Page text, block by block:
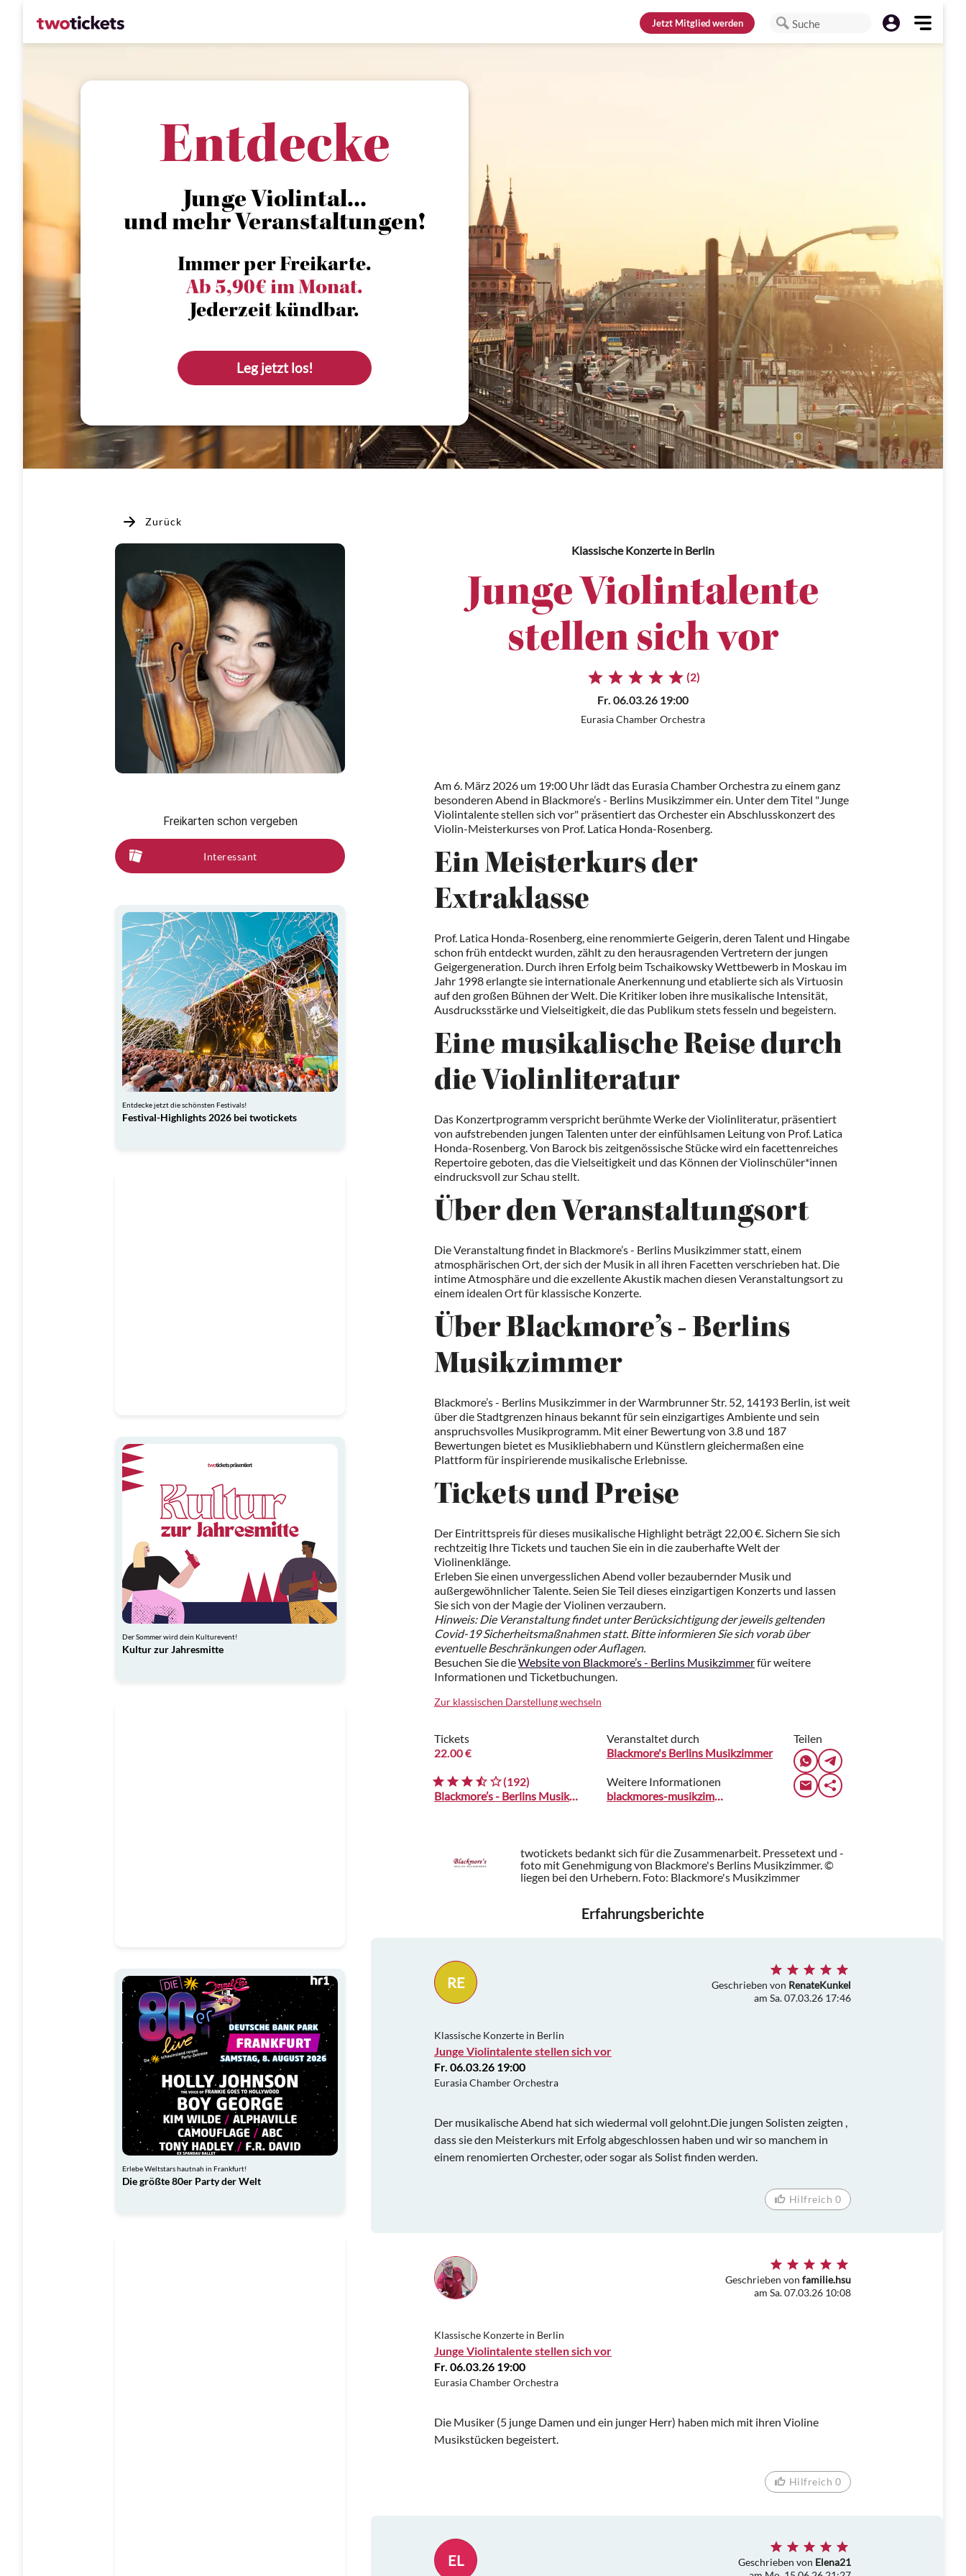
JetztMitglied werden Suche
Entdecke
Junge Violintal...
und mehr Veranstaltungen!
Immer per Freikarte.
Ab 5,90€ im Monat.
Jederzeit kündbar.
Leg jetzt los!
Zurück
Freikarten schon vergeben
Interessant
Entdecke jetzt die schönsten Festivals!
Festival-Highlights 2026 bei twotickets
Der Sommer wird dein Kulturevent!
Kultur zur Jahresmitte
Erlebe Weltstars hautnah in Frankfurt!
Die größte 80er Party der Welt
Klassische Konzertein Berlin
Junge Violintalente
stellen sich vor
(2)
Fr. 06.03.26 19:00
Eurasia Chamber Orchestra
Am 6. März 2026 um 19:00 Uhr lädt das Eurasia Chamber Orchestra zu einem ganz
besonderen Abend in Blackmore’s - Berlins Musikzimmer ein. Unter dem Titel "Junge
Violintalente stellen sich vor" präsentiert das Orchester ein Abschlusskonzert des
Violin-Meisterkurses von Prof. Latica Honda-Rosenberg.
Ein Meisterkurs der
Extraklasse
Prof. Latica Honda-Rosenberg, eine renommierte Geigerin, deren Talent und Hingabe
schon früh entdeckt wurden, zählt zu den herausragenden Vertretern der jungen
Geigergeneration. Durch ihren Erfolg beim Tschaikowsky Wettbewerb in Moskau im
Jahr 1998 erlangte sie internationale Anerkennung und etablierte sich als Virtuosin
auf den großen Bühnen der Welt. Die Kritiker loben ihre musikalische Intensität,
Ausdrucksstärke und Vielseitigkeit, die das Publikum stets fesseln und begeistern.
Eine musikalische Reise durch
die Violinliteratur
Das Konzertprogramm verspricht berühmte Werke der Violinliteratur, präsentiert
von aufstrebenden jungen Talenten unter der einfühlsamen Leitung von Prof. Latica
Honda-Rosenberg. Von Barock bis zeitgenössische Stücke wird ein facettenreiches
Repertoire geboten, das die Vielseitigkeit und das Können der Violinschüler*innen
eindrucksvoll zur Schau stellt.
Über den Veranstaltungsort
Die Veranstaltung findet in Blackmore’s - Berlins Musikzimmer statt, einem
atmosphärischen Ort, der sich der Musik in all ihren Facetten verschrieben hat. Die
intime Atmosphäre und die exzellente Akustik machen diesen Veranstaltungsort zu
einem idealen Ort für klassische Konzerte.
Über Blackmore’s - Berlins
Musikzimmer
Blackmore’s - Berlins Musikzimmer in der Warmbrunner Str. 52, 14193 Berlin, ist weit
über die Stadtgrenzen hinaus bekannt für sein einzigartiges Ambiente und sein
anspruchsvolles Musikprogramm. Mit einer Bewertung von 3.8 und 187
Bewertungen bietet es Musikliebhabern und Künstlern gleichermaßen eine
Plattform für inspirierende musikalische Erlebnisse.
Tickets und Preise
Der Eintrittspreis für dieses musikalische Highlight beträgt 22,00 €. Sichern Sie sich
rechtzeitig Ihre Tickets und tauchen Sie ein in die zauberhafte Welt der
Violinenklänge.
Erleben Sie einen unvergesslichen Abend voller bezaubernder Musik und
außergewöhnlicher Talente. Seien Sie Teil dieses einzigartigen Konzerts und lassen
Sie sich von der Magie der Violinen verzaubern.
Hinweis: Die Veranstaltung findet unter Berücksichtigung der jeweils geltenden
Covid-19 Sicherheitsmaßnahmen statt. Bitte informieren Sie sich vorab über
eventuelle Beschränkungen oder Auflagen.
Besuchen Sie dieWebsite von Blackmore’s - Berlins Musikzimmerfür weitere
Informationen und Ticketbuchungen.
Zur klassischen Darstellung wechseln
Tickets
22.00 €
(192)
Blackmore’s - Berlins Musikzimmer
Veranstaltet durch
Blackmore's Berlins Musikzimmer
Weitere Informationen
blackmores-musikzimmer.de
Teilen
twotickets bedankt sich für die Zusammenarbeit. Pressetext und -
foto mit Genehmigung von Blackmore's Berlins Musikzimmer. ©
liegen bei den Urhebern. Foto: Blackmore's Musikzimmer
Erfahrungsberichte
RE Geschrieben von RenateKunkel
am Sa. 07.03.26 17:46
Klassische Konzerte in Berlin
Junge Violintalente stellen sich vor
Fr. 06.03.26 19:00
Eurasia Chamber Orchestra
Der musikalische Abend hat sich wiedermal voll gelohnt.Die jungen Solisten zeigten ,
dass sie den Meisterkurs mit Erfolg abgeschlossen haben und wir so manchem in
einem renomierten Orchester, oder sogar als Solist finden werden.
Hilfreich 0
Geschrieben von familie.hsu
am Sa. 07.03.26 10:08
Klassische Konzerte in Berlin
Junge Violintalente stellen sich vor
Fr. 06.03.26 19:00
Eurasia Chamber Orchestra
Die Musiker (5 junge Damen und ein junger Herr) haben mich mit ihren Violine
Musikstücken begeistert.
Hilfreich 0
EL Geschrieben von Elena21